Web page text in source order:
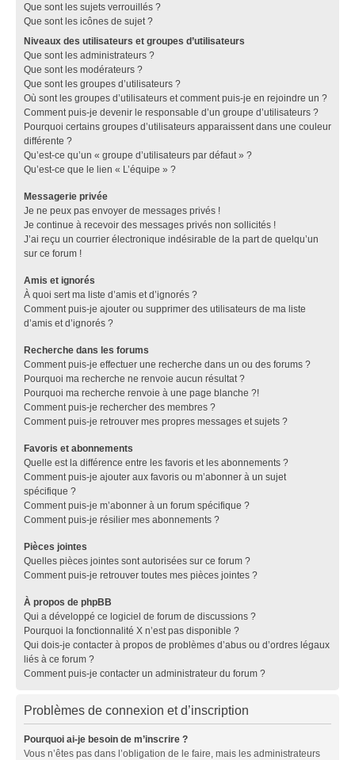
Que sont les sujets verrouillés ?
Que sont les icônes de sujet ?
Niveaux des utilisateurs et groupes d’utilisateurs
Que sont les administrateurs ?
Que sont les modérateurs ?
Que sont les groupes d’utilisateurs ?
Où sont les groupes d’utilisateurs et comment puis-je en rejoindre un ?
Comment puis-je devenir le responsable d’un groupe d’utilisateurs ?
Pourquoi certains groupes d’utilisateurs apparaissent dans une couleur
différente ?
Qu’est-ce qu’un « groupe d’utilisateurs par défaut » ?
Qu’est-ce que le lien « L’équipe » ?
Messagerie privée
Je ne peux pas envoyer de messages privés !
Je continue à recevoir des messages privés non sollicités !
J’ai reçu un courrier électronique indésirable de la part de quelqu’un
sur ce forum !
Amis et ignorés
À quoi sert ma liste d’amis et d’ignorés ?
Comment puis-je ajouter ou supprimer des utilisateurs de ma liste
d’amis et d’ignorés ?
Recherche dans les forums
Comment puis-je effectuer une recherche dans un ou des forums ?
Pourquoi ma recherche ne renvoie aucun résultat ?
Pourquoi ma recherche renvoie à une page blanche ?!
Comment puis-je rechercher des membres ?
Comment puis-je retrouver mes propres messages et sujets ?
Favoris et abonnements
Quelle est la différence entre les favoris et les abonnements ?
Comment puis-je ajouter aux favoris ou m’abonner à un sujet
spécifique ?
Comment puis-je m’abonner à un forum spécifique ?
Comment puis-je résilier mes abonnements ?
Pièces jointes
Quelles pièces jointes sont autorisées sur ce forum ?
Comment puis-je retrouver toutes mes pièces jointes ?
À propos de phpBB
Qui a développé ce logiciel de forum de discussions ?
Pourquoi la fonctionnalité X n’est pas disponible ?
Qui dois-je contacter à propos de problèmes d’abus ou d’ordres légaux
liés à ce forum ?
Comment puis-je contacter un administrateur du forum ?
Problèmes de connexion et d’inscription
Pourquoi ai-je besoin de m’inscrire ?
Vous n’êtes pas dans l’obligation de le faire, mais les administrateurs